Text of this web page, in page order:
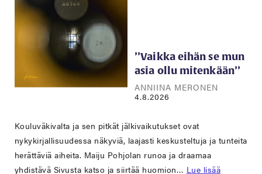
’’Vaikka eihän se mun
asia ollu mitenkään’’
ANNIINA MERONEN
4.8.2026
Kouluväkivalta ja sen pitkät jälkivaikutukset ovat
nykykirjallisuudessa näkyviä, laajasti keskusteltuja ja tunteita
herättäviä aiheita. Maiju Pohjolan runoa ja draamaa
yhdistävä Sivusta katso ja siirtää huomion… Lue lisää